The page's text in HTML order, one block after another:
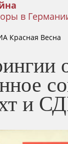
в
Красная Весна
и